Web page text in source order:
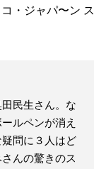
・ジャパ〜ン ス
民生さん。な
ルペンが消え
問に３人はど
んの驚きのス